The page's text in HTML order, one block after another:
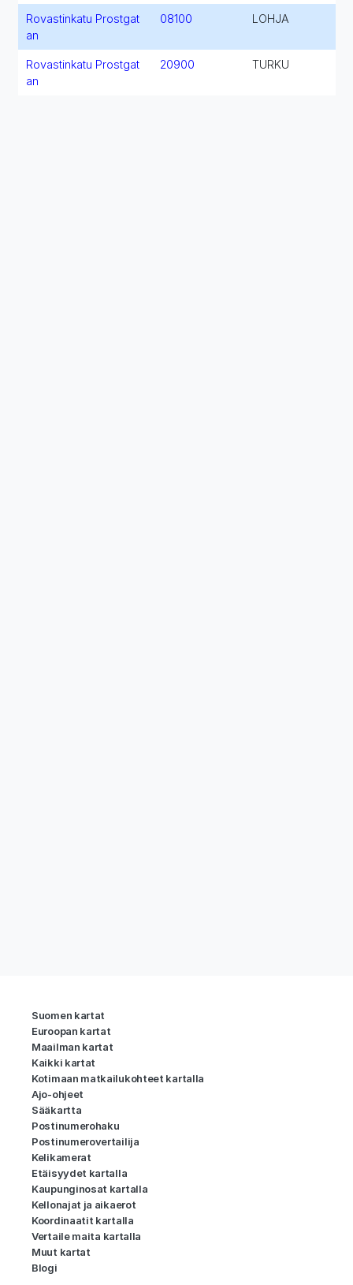
Rovastinkatu Prostgat
an
08100 LOHJA
Rovastinkatu Prostgat
an
20900 TURKU
Suomen kartat
Euroopan kartat
Maailman kartat
Kaikki kartat
Kotimaan matkailukohteet kartalla
Ajo-ohjeet
Sääkartta
Postinumerohaku
Postinumerovertailija
Kelikamerat
Etäisyydet kartalla
Kaupunginosat kartalla
Kellonajat ja aikaerot
Koordinaatit kartalla
Vertaile maita kartalla
Muut kartat
Blogi